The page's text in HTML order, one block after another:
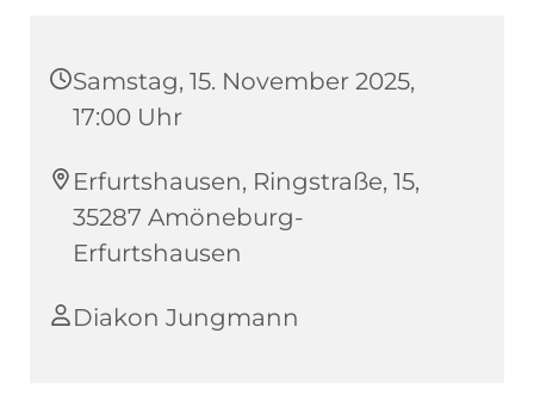
Samstag, 15. November 2025,
17:00 Uhr
Erfurtshausen, Ringstraße, 15,
35287 Amöneburg-
Erfurtshausen
Diakon Jungmann